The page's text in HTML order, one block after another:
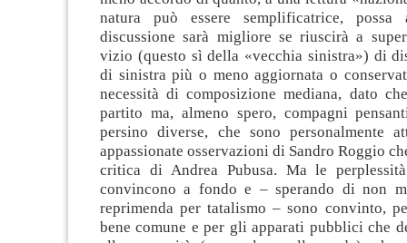
natura può essere semplificatrice,
discussione sarà migliore se riuscirà a
vizio (questo sì della «vecchia sinistra») di
di sinistra più o meno aggiornata o
necessità di composizione mediana, dato
partito ma, almeno spero, compagni
persino diverse, che sono personalmente
appassionate osservazioni di Sandro Roggio
critica di Andrea Pubusa. Ma le
convincono a fondo e – sperando di non
reprimenda per tatalismo – sono convinto,
bene comune e per gli apparati pubblici che